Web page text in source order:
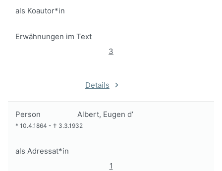
als Koautor*in
Erwähnungen im Text
3
Details
Person Albert, Eugen d’
* 10.4.1864 - † 3.3.1932
als Adressat*in
1